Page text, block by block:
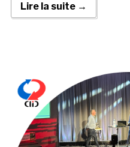
Lire la suite →